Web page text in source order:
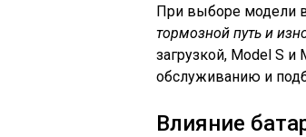
При выборе модели
тормозной путь и
загрузкой, Model S и
обслуживанию и
Влияние